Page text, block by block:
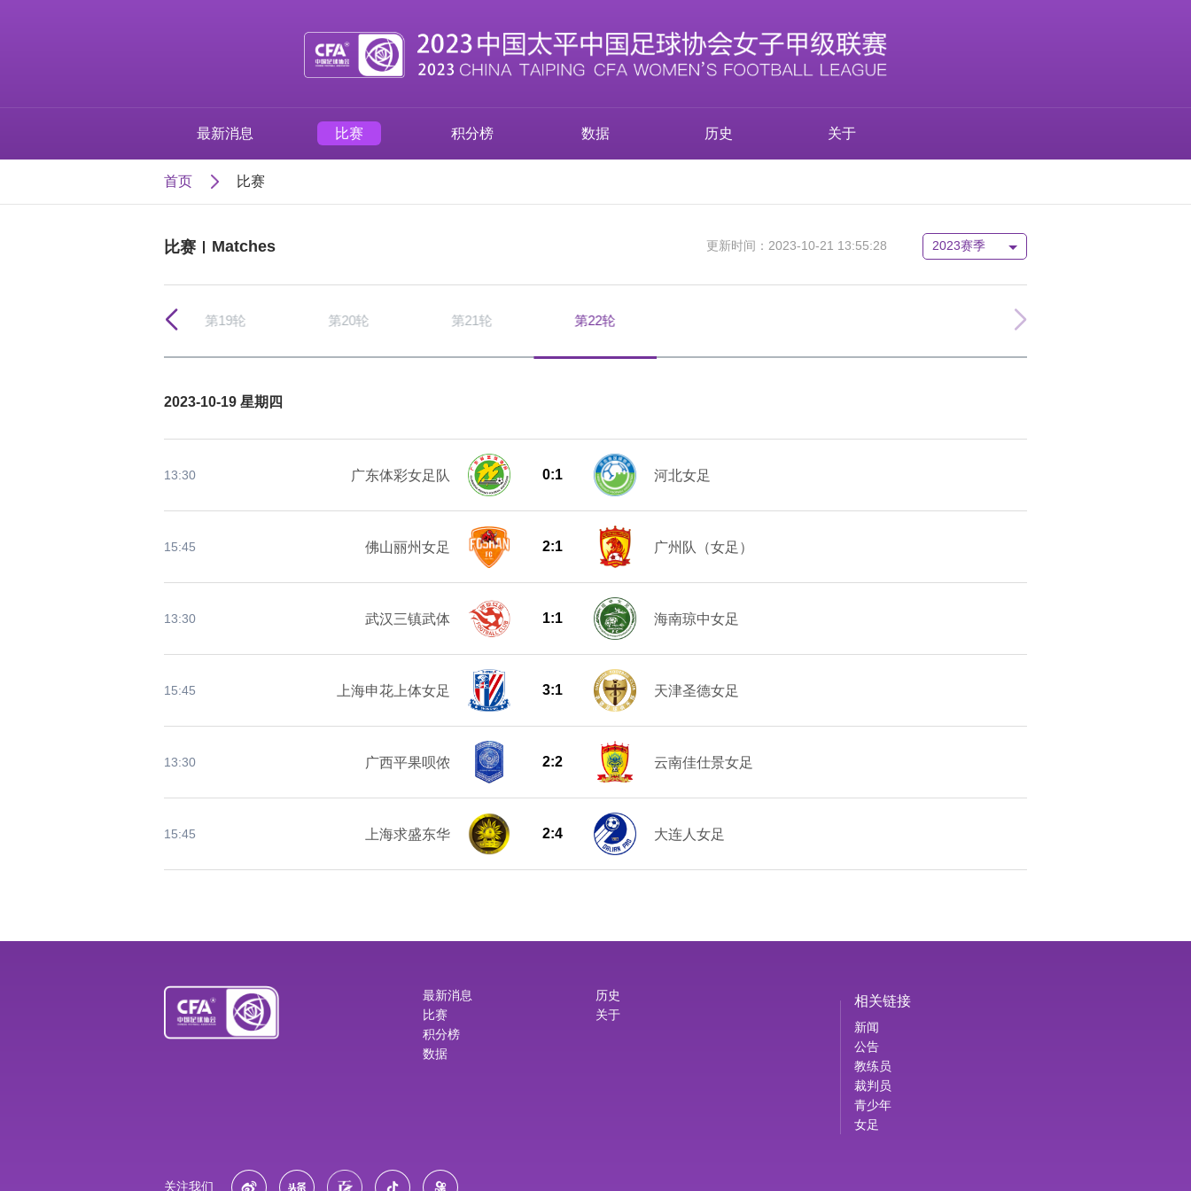
最新消息 比赛 积分榜 数据 历史 关于
首页 比赛
比赛 Matches 2023赛季
更新时间：2023-10-21 13:55:28
第19轮 第20轮 第21轮 第22轮
2023-10-19 星期四
13:30 广东体彩女足队 0:1 河北女足
15:45 佛山丽州女足 2:1 广州队（女足）
13:30 武汉三镇武体 1:1 海南琼中女足
15:45 上海申花上体女足 3:1 天津圣德女足
13:30 广西平果呗侬 2:2 云南佳仕景女足
15:45 上海求盛东华 2:4 大连人女足
最新消息
比赛
积分榜
数据
历史
关于
相关链接
新闻
公告
教练员
裁判员
青少年
女足
关注我们